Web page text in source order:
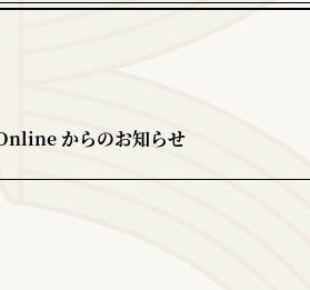
からのお知らせ